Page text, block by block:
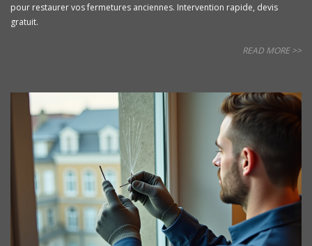
pour restaurer vos fermetures anciennes. Intervention rapide, devis
gratuit.
READ MORE >>